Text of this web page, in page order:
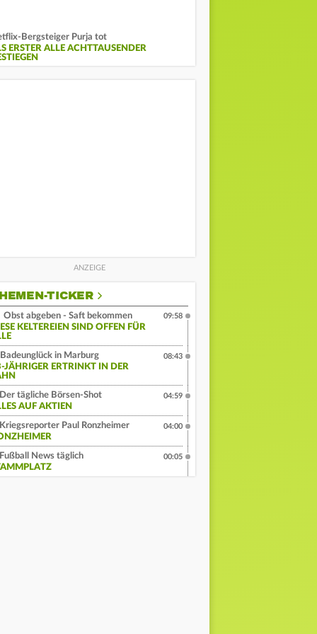
Bergsteiger Purja tot
ERSTER ALLE ACHTTAUSENDER
TICKER
Obst abgeben - Saft bekommen
KELTEREIEN SIND OFFEN FÜR
09:58
Badeunglück in Marburg
JÄHRIGER ERTRINKT IN DER
08:43
Der tägliche Börsen-Shot
AUF AKTIEN
04:59
Kriegsreporter Paul Ronzheimer
04:00
Fußball News täglich
00:05